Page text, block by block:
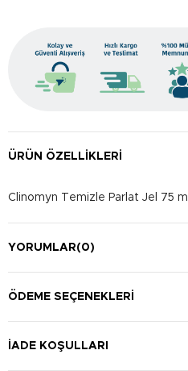
ÜRÜN ÖZELLIKLERI
Clinomyn Temizle Parlat Jel 75 ml
YORUMLAR(0)
ÖDEME SEÇENEKLERI
İADE KOŞULLARI